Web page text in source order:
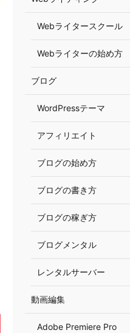
Webライタースクール
Webライターの始め方
ブログ
WordPressテーマ
アフィリエイト
ブログの始め方
ブログの書き方
ブログの稼ぎ方
ブログメンタル
レンタルサーバー
動画編集
Adobe Premiere Pro